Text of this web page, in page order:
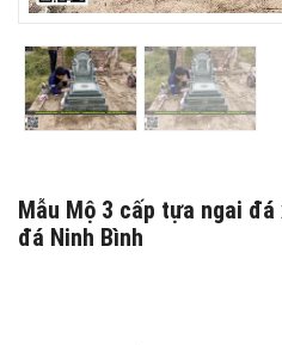
Mẫu Mộ 3 cấp tựa ngai đá
đá Ninh Bình